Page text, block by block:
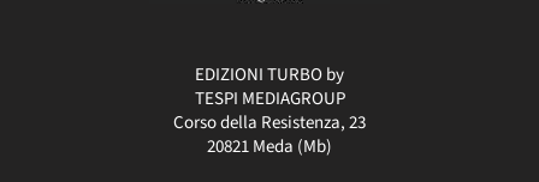
EDIZIONI TURBO by
TESPI MEDIAGROUP
Corso della Resistenza, 23
20821 Meda (Mb)